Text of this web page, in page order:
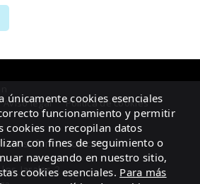
Aviso legal · Política de cookies
Jarales 2
únicamente cookies esenciales
funcionamiento y permitir
cookies no recopilan datos
con fines de seguimiento o
navegando en nuestro sitio,
cookies esenciales. Para más